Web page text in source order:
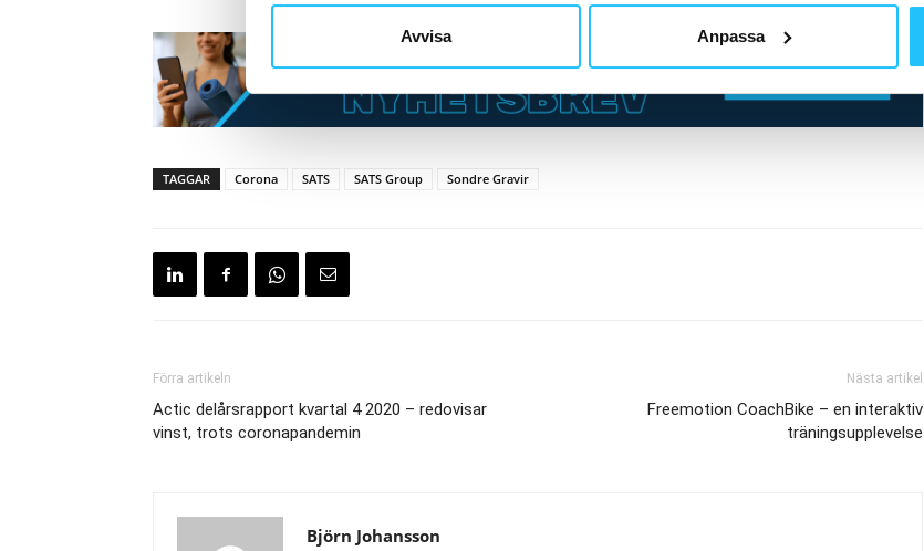
Avvisa Anpassa
TAGGAR Corona SATS SATS Group Sondre Gravir
Förra artikeln
Actic delårsrapport kvartal 4 2020 – redovisar
vinst, trots coronapandemin
Nästa artikel
Freemotion CoachBike – en interaktiv
träningsupplevelse
Björn Johansson